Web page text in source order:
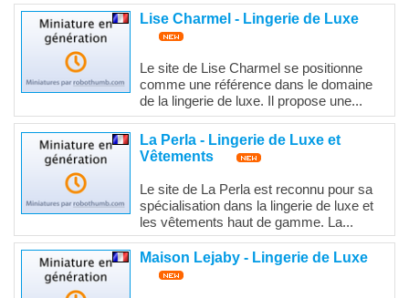
Lise Charmel - Lingerie de Luxe
Le site de Lise Charmel se positionne
comme une référence dans le domaine
de la lingerie de luxe. Il propose une...
La Perla - Lingerie de Luxe et
Vêtements
Le site de La Perla est reconnu pour sa
spécialisation dans la lingerie de luxe et
les vêtements haut de gamme. La...
Maison Lejaby - Lingerie de Luxe